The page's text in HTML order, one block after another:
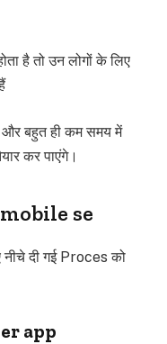
है तो उन लोगों के लिए
बहुत ही कम समय में
कर पाएंगे।
se
दी गई Proces को
app